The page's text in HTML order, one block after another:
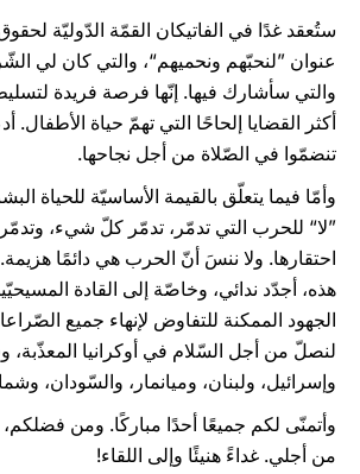
ستُعقد غدًا في الفاتيكان القمّة الدّوليّة
عنوان ”لنحبّهم ونحميهم“، والتي كان لي
والتي سأشارك فيها. إنّها فرصة فريدة لتسليط
أكثر القضايا إلحاحًا التي تهمّ حياة الأطفال.
تنضمّوا في الصّلاة من أجل نجاحها.
وأمّا فيما يتعلّق بالقيمة الأساسيّة للحياة
”لا“ للحرب التي تدمّر، تدمّر كلّ شيء، وتدمّر
احتقارها. ولا ننسَ أنّ الحرب هي دائمًا
هذه، أجدّد ندائي، وخاصّة إلى القادة
الجهود الممكنة للتفاوض لإنهاء جميع
لنصلّ من أجل السّلام في أوكرانيا المعذّبة،
وإسرائيل، ولبنان، وميانمار، والسّودان،
وأتمنّى لكم جميعًا أحدًا مباركًا. ومن فضلكم،
من أجلي. غداءً هنيئًا وإلى اللقاء!